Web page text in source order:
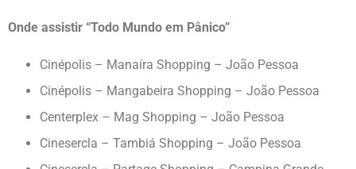
Onde assistir “Todo Mundo em Pânico”
Cinépolis – Manaíra Shopping – João Pessoa
Cinépolis – Mangabeira Shopping – João Pessoa
Centerplex – Mag Shopping – João Pessoa
Cinesercla – Tambiá Shopping – João Pessoa